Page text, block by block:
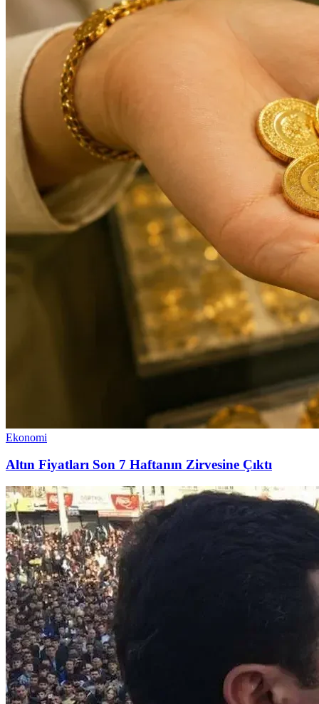
Ekonomi
Altın Fiyatları Son 7 Haftanın Zirvesine Çıktı